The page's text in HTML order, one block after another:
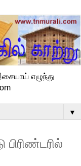
எழுந்து
▼